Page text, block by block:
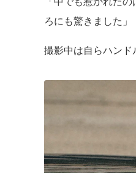
ろにも驚きました」
撮影中は自らハンド